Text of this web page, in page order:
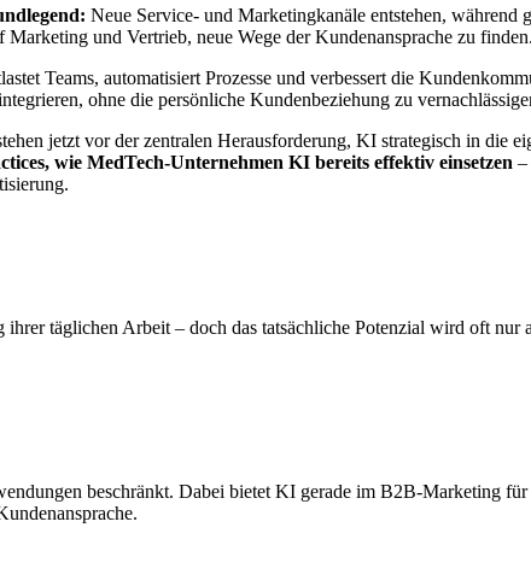
Neue Service- und Marketingkanäle entstehen,
und Vertrieb, neue Wege der Kundenansprache zu finden.
Teams, automatisiert Prozesse und verbessert die
ohne die persönliche Kundenbeziehung zu
jetzt vor der zentralen Herausforderung, KI strategisch in die
wie MedTech-Unternehmen KI bereits effektiv einsetzen –
täglichen Arbeit – doch das tatsächliche Potenzial wird oft nur
beschränkt. Dabei bietet KI gerade im B2B-Marketing